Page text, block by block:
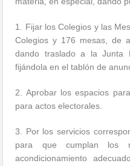
1. Fijar los Colegios y las
Colegios y 176 mesas, de
dando traslado a la Junta
fijándola en el tablón de
2. Aprobar los espacios
para actos electorales.
3. Por los servicios
para que cumplan los
acondicionamiento